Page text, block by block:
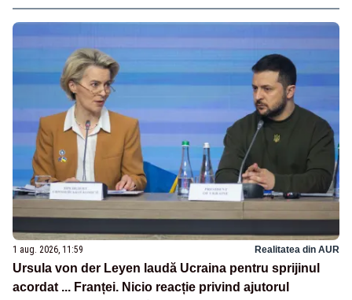
1 aug. 2026, 11:59 Realitatea din AUR
Ursula von der Leyen laudă Ucraina pentru sprijinul
acordat ... Franței. Nicio reacție privind ajutorul